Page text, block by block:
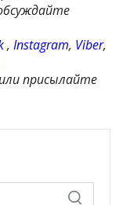
,Instagram, Viber,
присылайте